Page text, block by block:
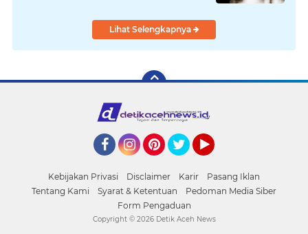
Lihat Selengkapnya
Kebijakan Privasi Disclaimer Karir
Pasang Iklan
Tentang Kami
Syarat & Ketentuan
Pedoman Media Siber
Form Pengaduan
Copyright © 2026 Detik Aceh News